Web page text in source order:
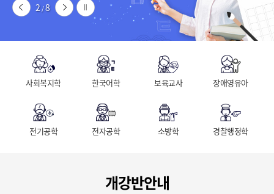
2/8
사회복지학 한국어학 보육교사 장애영유아
전기공학 전자공학 소방학 경찰행정학
개강반안내